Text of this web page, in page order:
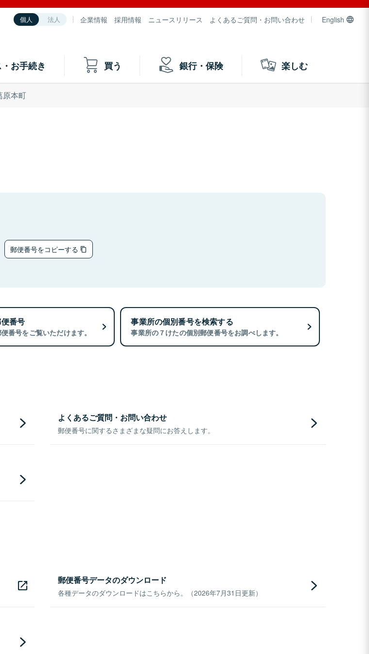
個人 法人 企業情報 採用情報 ニュースリリース よくあるご質問・お問い合わせ English
お手続き 買う 銀行・保険 楽しむ
原本町
郵便番号をコピーする
番号
番号をご覧いただけます。
事業所の個別番号を検索する
事業所の７けたの個別郵便番号をお調べします。
よくあるご質問・お問い合わせ
郵便番号に関するさまざまな疑問にお答えします。
郵便番号データのダウンロード
各種データのダウンロードはこちらから。（2026年7月31日更新）